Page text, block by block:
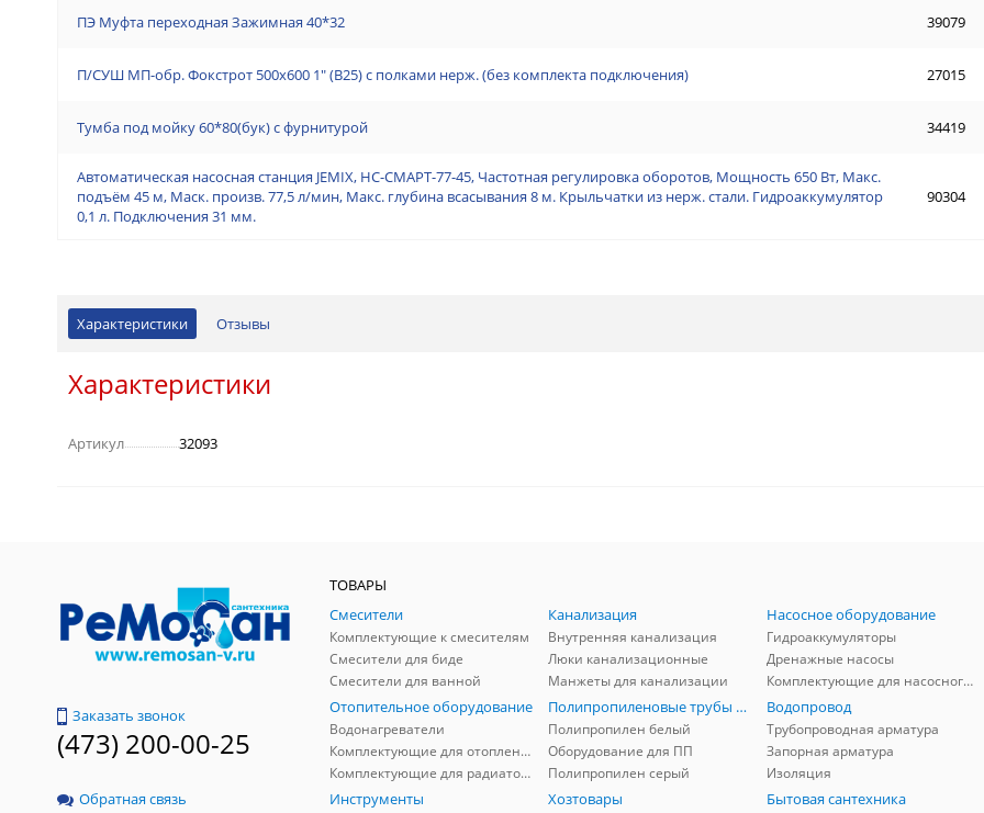
ПЭ Муфта переходная Зажимная 40*32 39079
П/СУШ МП-обр. Фокстрот 500х600 1" (В25) с полками нерж. (без комплекта подключения) 27015
Тумба под мойку 60*80(бук) с фурнитурой 34419
Автоматическая насосная станция JEMIX, НС-СМАРТ-77-45, Частотная регулировка оборотов, Мощность 650 Вт, Макс.
подъём 45 м, Маск. произв. 77,5 л/мин, Макс. глубина всасывания 8 м. Крыльчатки из нерж. стали. Гидроаккумулятор
0,1 л. Подключения 31 мм.
90304
Характеристики Отзывы
Характеристики
Артикул 32093
Заказать звонок
(473) 200-00-25
Обратная связь
ТОВАРЫ
Смесители
Комплектующие к смесителям
Смесители для биде
Смесители для ванной
Канализация
Внутренняя канализация
Люки канализационные
Манжеты для канализации
Насосное оборудование
Гидроаккумуляторы
Дренажные насосы
Комплектующие для насосного оборудования
Отопительное оборудование
Водонагреватели
Комплектующие для отопления
Комплектующие для радиаторов
Полипропиленовые трубы и фитинги
Полипропилен белый
Оборудование для ПП
Полипропилен серый
Водопровод
Трубопроводная арматура
Запорная арматура
Изоляция
Инструменты Хозтовары Бытовая сантехника